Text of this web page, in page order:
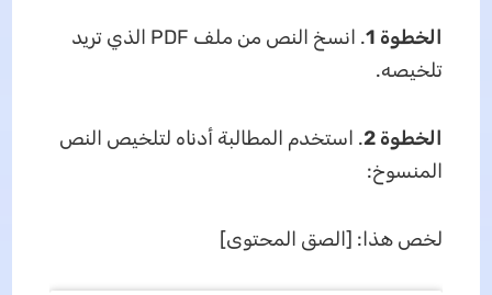
الخطوة 1
. انسخ النص من ملف PDF الذي تريد
تلخيصه.
الخطوة 2
. استخدم المطالبة أدناه لتلخيص النص
المنسوخ:
لخص هذا: [الصق المحتوى]